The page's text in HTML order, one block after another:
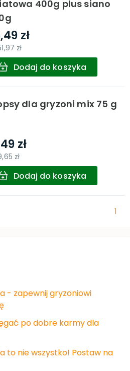
400g plus siano
zł
zł
Dodaj do koszyka
dla gryzoni mix 75 g
zł
zł
Dodaj do koszyka
1
- zapewnij gryzoniowi
po dobre karmy dla
to nie wszystko! Postaw na